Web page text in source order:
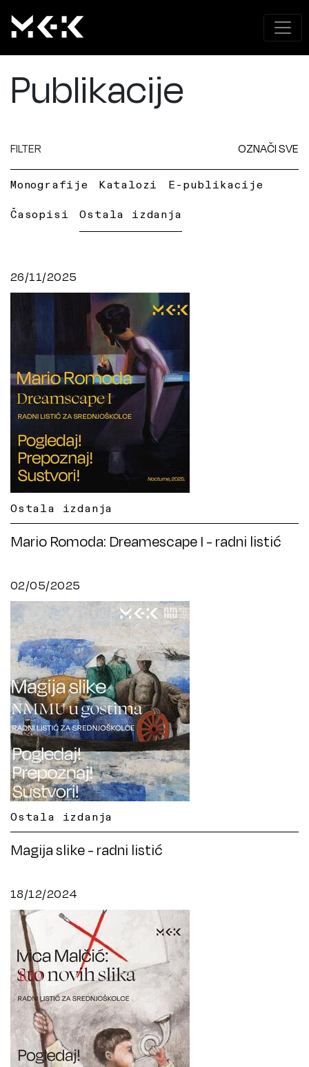
Publikacije
FILTER OZNAČI SVE
Monografije Katalozi E-publikacije
Časopisi Ostala izdanja
26/11/2025
Ostala izdanja
Mario Romoda: Dreamescape I - radni listić
02/05/2025
Ostala izdanja
Magija slike - radni listić
18/12/2024